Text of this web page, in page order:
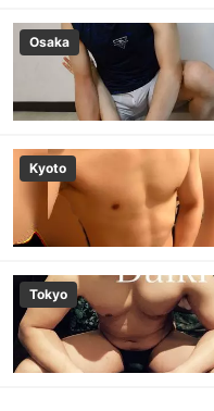
Osaka
Kyoto
Tokyo